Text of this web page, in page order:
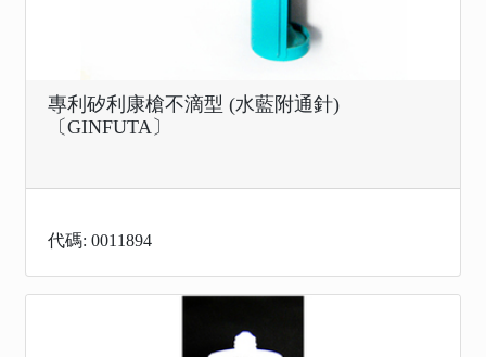
專利矽利康槍不滴型 (水藍附通針)
〔GINFUTA〕
代碼: 0011894